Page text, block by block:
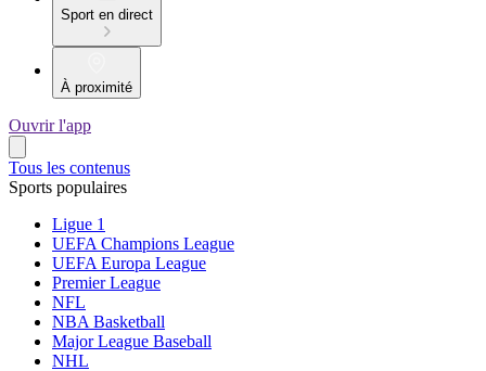
Sport en direct
À proximité
Ouvrir l'app
Tous les contenus
Sports populaires
Ligue 1
UEFA Champions League
UEFA Europa League
Premier League
NFL
NBA Basketball
Major League Baseball
NHL